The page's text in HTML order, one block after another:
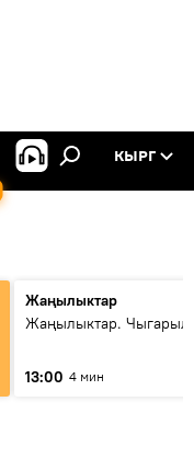
КЫРГ
Жаңылыктар
Жаңылыктар.
13:00 4 мин